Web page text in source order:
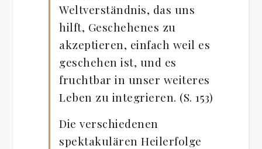
Weltverständnis, das uns
hilft, Geschehenes zu
akzeptieren, einfach weil es
geschehen ist, und es
fruchtbar in unser weiteres
Leben zu integrieren. (S. 153)
Die verschiedenen
spektakulären Heilerfolge